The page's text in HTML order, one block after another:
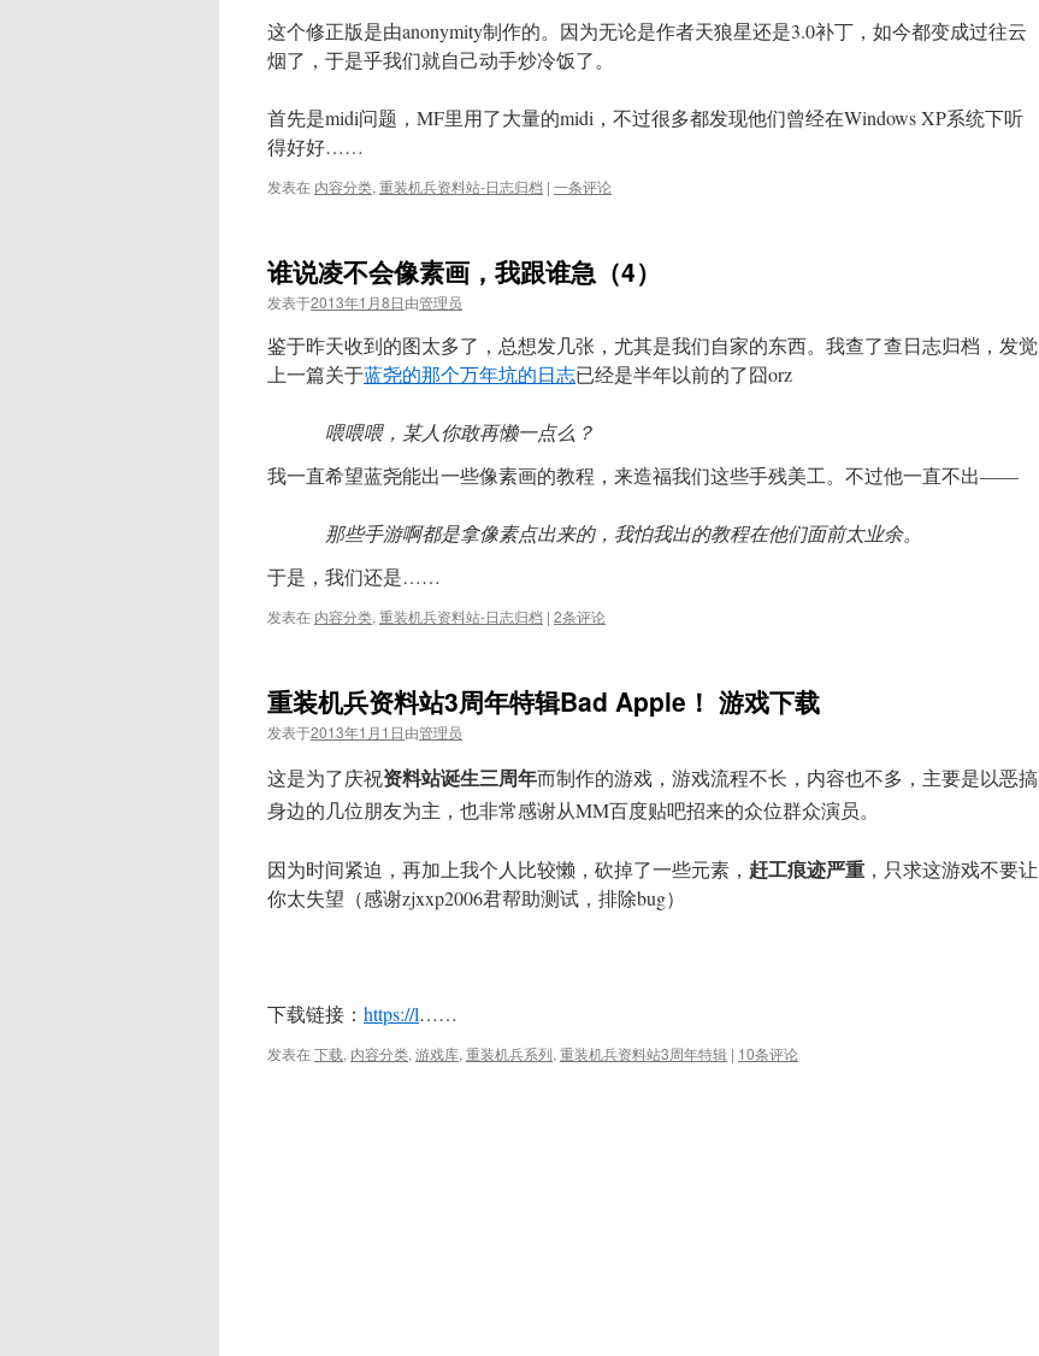
这个修正版是由anonymity制作的。因为无论是作者天狼星还是3.0补丁，如今都变成过往云
烟了，于是乎我们就自己动手炒冷饭了。
首先是midi问题，MF里用了大量的midi，不过很多都发现他们曾经在Windows XP系统下听
得好好……
发表在 内容分类, 重装机兵资料站-日志归档 | 一条评论
谁说凌不会像素画，我跟谁急（4）
发表于2013年1月8日由管理员
鉴于昨天收到的图太多了，总想发几张，尤其是我们自家的东西。我查了查日志归档，发觉
上一篇关于蓝尧的那个万年坑的日志已经是半年以前的了囧orz
喂喂喂，某人你敢再懒一点么？
我一直希望蓝尧能出一些像素画的教程，来造福我们这些手残美工。不过他一直不出——
那些手游啊都是拿像素点出来的，我怕我出的教程在他们面前太业余。
于是，我们还是……
发表在 内容分类, 重装机兵资料站-日志归档 | 2条评论
重装机兵资料站3周年特辑Bad Apple！ 游戏下载
发表于2013年1月1日由管理员
这是为了庆祝资料站诞生三周年而制作的游戏，游戏流程不长，内容也不多，主要是以恶搞
身边的几位朋友为主，也非常感谢从MM百度贴吧招来的众位群众演员。
因为时间紧迫，再加上我个人比较懒，砍掉了一些元素， 赶工痕迹严重 ，只求这游戏不要让
你太失望（感谢zjxxp2006君帮助测试，排除bug）
下载链接： https://l……
发表在下载, 内容分类, 游戏库, 重装机兵系列, 重装机兵资料站3周年特辑 | 10条评论